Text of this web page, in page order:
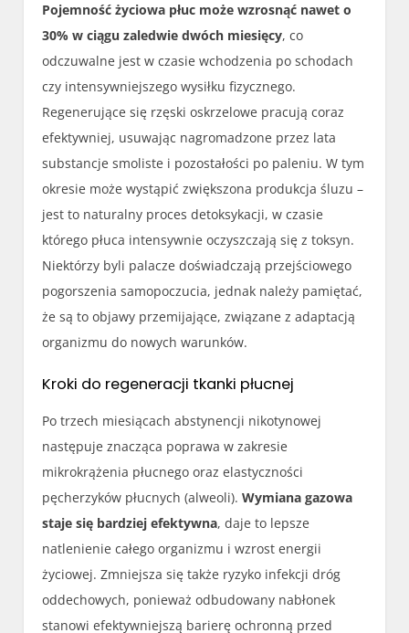
Pojemność życiowa płuc może wzrosnąć nawet o
30% w ciągu zaledwie dwóch miesięcy, co
odczuwalne jest w czasie wchodzenia po schodach
czy intensywniejszego wysiłku fizycznego.
Regenerujące się rzęski oskrzelowe pracują coraz
efektywniej, usuwając nagromadzone przez lata
substancje smoliste i pozostałości po paleniu. W tym
okresie może wystąpić zwiększona produkcja śluzu –
jest to naturalny proces detoksykacji, w czasie
którego płuca intensywnie oczyszczają się z toksyn.
Niektórzy byli palacze doświadczają przejściowego
pogorszenia samopoczucia, jednak należy pamiętać,
że są to objawy przemijające, związane z adaptacją
organizmu do nowych warunków.
Kroki do regeneracji tkanki płucnej
Po trzech miesiącach abstynencji nikotynowej
następuje znacząca poprawa w zakresie
mikrokrążenia płucnego oraz elastyczności
pęcherzyków płucnych (alweoli).Wymiana gazowa
staje się bardziej efektywna, daje to lepsze
natlenienie całego organizmu i wzrost energii
życiowej. Zmniejsza się także ryzyko infekcji dróg
oddechowych, ponieważ odbudowany nabłonek
stanowi efektywniejszą barierę ochronną przed